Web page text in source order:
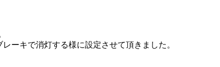
ーキで消灯する様に設定させて頂きました。